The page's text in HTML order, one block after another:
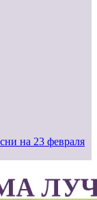
на 23 февраля